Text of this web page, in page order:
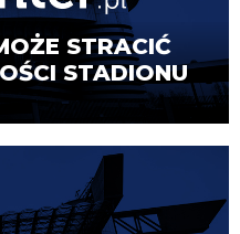
STRACIĆ
STADIONU